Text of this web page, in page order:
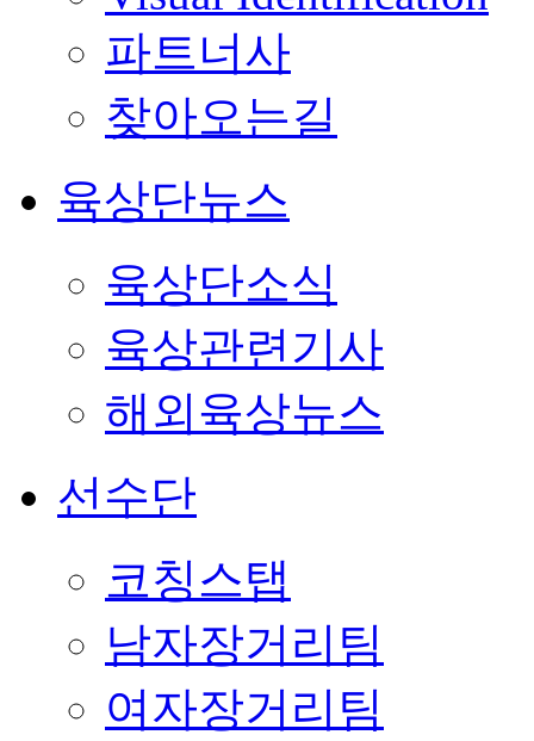
파트너사
찾아오는길
육상단뉴스
육상단소식
육상관련기사
해외육상뉴스
선수단
코칭스탭
남자장거리팀
여자장거리팀